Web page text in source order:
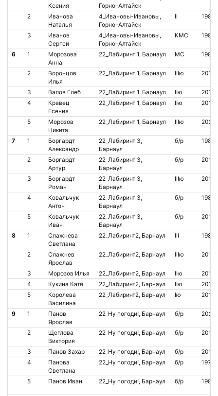
Ксения
Горно-Алтайск
2
Иванова
Наталья
4_Ивановы-Ивановы,
Горно-Алтайск
II 1988
3
Иванов
Сергей
4_Ивановы-Ивановы,
Горно-Алтайск
КМС 1983
6 1
Морозова
Анна
22_Лабиринт 1, Барнаул МС 1982
2
Воронцов
Илья
22_Лабиринт 1, Барнаул IIIю 2016
3 Валов Глеб 22_Лабиринт 1, Барнаул IIю
2014
4
Кравец
Есения
22_Лабиринт 1, Барнаул IIю 2014
5
Морозов
Никита
22_Лабиринт 1, Барнаул IIIю 2020
7 1
Боргардт
Александр
22_Лабиринт 3,
Барнаул
б/р 1989
2
Боргардт
Артур
22_Лабиринт 3,
Барнаул
б/р 2014
3
Боргардт
Роман
22_Лабиринт 3,
Барнаул
IIIю 2015
4
Ковальчук
Антон
22_Лабиринт 3,
Барнаул
б/р 1984
5
Ковальчук
Иван
22_Лабиринт 3,
Барнаул
б/р 2016
8 1
Слажнева
Светлана
22_Лабиринт2, Барнаул III 1985
2
Слажнев
Ярослав
22_Лабиринт2, Барнаул IIIю 2017
3 Морозов Илья 22_Лабиринт2, Барнаул IIю
2017
4
Кукина Катя 22_Лабиринт2, Барнаул IIю
2016
5
Королева
Василина
22_Лабиринт2, Барнаул Iю 2014
9 1
Панов
Ярослав
22_Ну погоди!, Барнаул б/р 2020
2
Щеглова
Виктория
22_Ну погоди!, Барнаул б/р 2013
3 Панов Захар 22_Ну погоди!, Барнаул б/р
2014
4
Панова
Светлана
22_Ну погоди!, Барнаул б/р 1979
5 Панов Иван 22_Ну погоди!, Барнаул б/р 1982